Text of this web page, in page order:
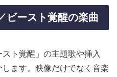
ビースト覚醒の楽曲
スト覚醒」の主題歌や挿入
ます。映像だけでなく音楽